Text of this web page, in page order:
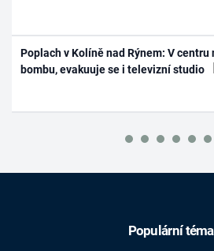
Poplach v Kolíně nad Rýnem: V
bombu, evakuuje se i televizní studio
Populární